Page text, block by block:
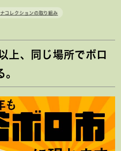
コレクションの取り組み
上、同じ場所でボロ